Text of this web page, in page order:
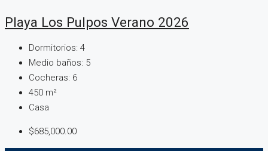
Playa Los Pulpos Verano 2026
Dormitorios: 4
Medio baños: 5
Cocheras: 6
450 m²
Casa
$685,000.00